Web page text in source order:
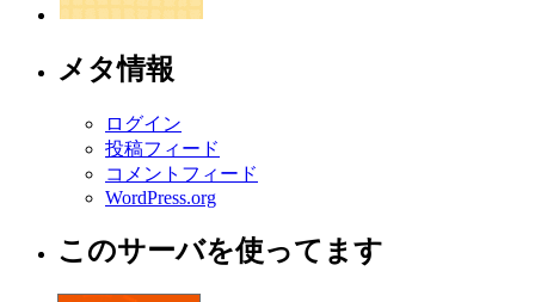
メタ情報
ログイン
投稿フィード
コメントフィード
WordPress.org
このサーバを使ってます